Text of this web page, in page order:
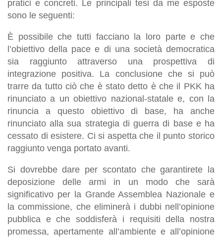
pratici e concreti. Le principali tesi da me esposte
sono le seguenti:
È possibile che tutti facciano la loro parte e che
l’obiettivo della pace e di una società democratica
sia raggiunto attraverso una prospettiva di
integrazione positiva. La conclusione che si può
trarre da tutto ciò che è stato detto è che il PKK ha
rinunciato a un obiettivo nazional-statale e, con la
rinuncia a questo obiettivo di base, ha anche
rinunciato alla sua strategia di guerra di base e ha
cessato di esistere. Ci si aspetta che il punto storico
raggiunto venga portato avanti.
Si dovrebbe dare per scontato che garantirete la
deposizione delle armi in un modo che sarà
significativo per la Grande Assemblea Nazionale e
la commissione, che eliminerà i dubbi nell’opinione
pubblica e che soddisferà i requisiti della nostra
promessa, apertamente all’ambiente e all’opinione